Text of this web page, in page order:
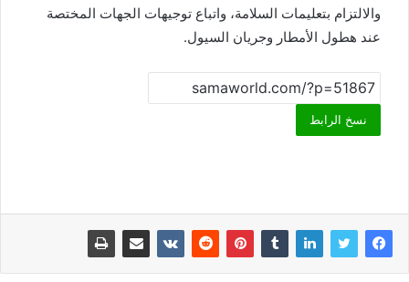
والالتزام بتعليمات السلامة، واتباع توجيهات الجهات المختصة
عند هطول الأمطار وجريان السيول.
نسخ الرابط